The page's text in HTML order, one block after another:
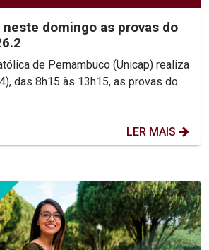
domingo as provas do
de Pernambuco (Unicap) realiza
das 8h15 às 13h15, as provas do
LER MAIS